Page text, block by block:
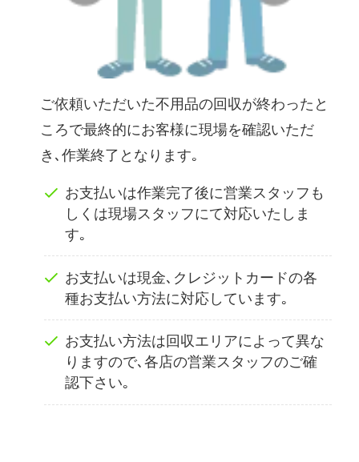
ご依頼いただいた不用品の回収が終わったと
ころで最終的にお客様に現場を確認いただ
き､作業終了となります｡
お支払いは作業完了後に営業スタッフも
しくは現場スタッフにて対応いたしま
す｡
お支払いは現金､クレジットカードの各
種お支払い方法に対応しています｡
お支払い方法は回収エリアによって異な
りますので､各店の営業スタッフのご確
認下さい｡